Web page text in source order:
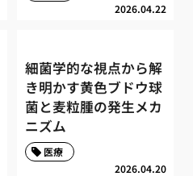
2026.04.22
細菌学的な視点から解
き明かす黄色ブドウ球
菌と麦粒腫の発生メカ
ニズム
2026.04.20
医療